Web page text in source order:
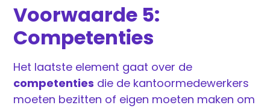
Voorwaarde 5:
Competenties
Het laatste element gaat over de
competenties die de kantoormedewerkers
moeten bezitten of eigen moeten maken om